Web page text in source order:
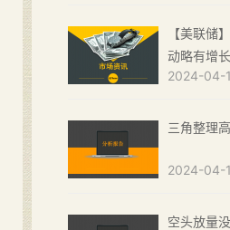
【美联储
动略有增长
2024-04-
三角整理
2024-04-
空头放量